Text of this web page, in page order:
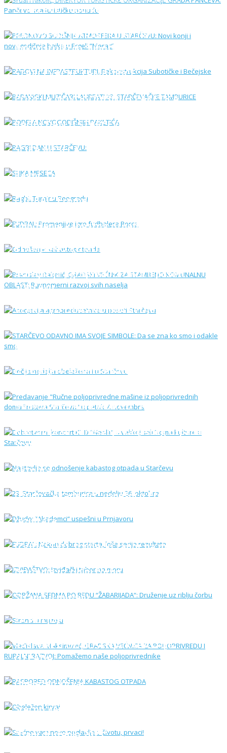
STARČEVU: Novi konji i novogodišnja bajka
RADOVI NA INFRASTRUKTURI:
Rekonstrukcija Subotičke i Bečejske
STARČEVAČKE TAMBURICE
PODELA NOVOGODIŠNJIH PAKETIĆA
RAGBI DAN U STARČEVU:
SLIKA MESECA
Ragbi: Turnir u Beogradu
FUDBAL: Promenjive igre fudbalera Borca
Odnošenje kabastog otpada
STAMBENO KOMUNALNU OBLAST:
Asocijacija agropreduzetnica u poseti
Starčevu
STARČEVO ODAVNO IMA SVOJE SIMBOLE:
Dečija nedelja obeležena i u Starčevu
iz poljoprivrednih domaćinstava Starčeva"
Dobrotvorni koncert KUD "Neolit" u
Nastavlja se odnošenje kabastog otpada u
Starčevu
oktobra
Džudo: “Akademci“ uspešni u Prnjavoru
rezultata
IZVIĐAŠTVO: Izviđački tabor na moru
Druženje uz riblju čorbu
Stranci u muzeju
ZA POLjOPRIVREDU I RURALNI RAZVOJ:
RASPORED ODNOŠENJA KABASTOG
OTPADA
Obeležen kirvaj
Srećno vam novo poglavlje u životu, prvaci!
“Dani druženja 2025“